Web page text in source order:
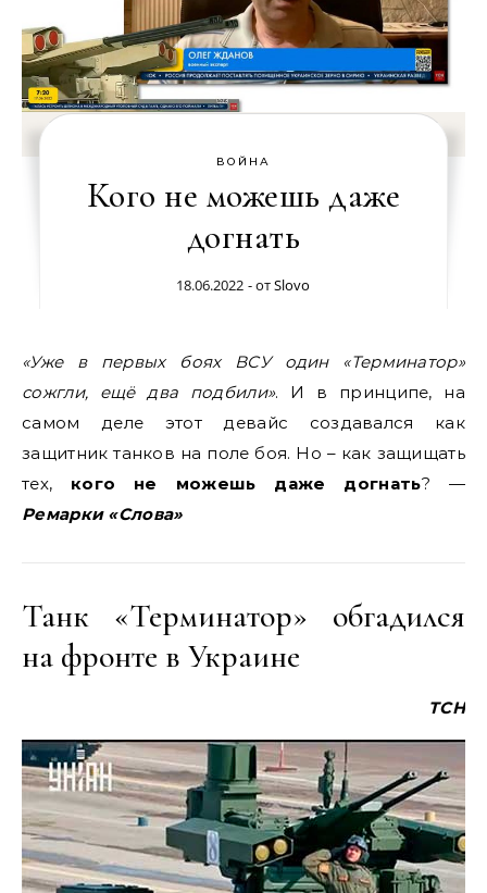
ВОЙНА
Кого не можешь даже
догнать
18.06.2022 - отSlovo
«Уже в первых боях ВСУ один «Терминатор»
сожгли, ещё два подбили». И в принципе, на
самом деле этот девайс создавался как
защитник танков на поле боя. Но – как защищать
тех, кого не можешь даже догнать? —
Ремарки «Слова»
Танк «Терминатор» обгадился
на фронте в Украине
ТСН